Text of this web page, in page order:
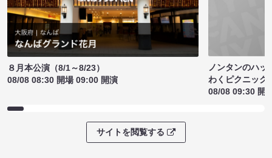
８月本公演（8/1～8/23）
08/08 08:30 開場 09:00 開演
ノンタンのハッ
わくピクニック
08/08 09:30 開
サイトを閲覧する